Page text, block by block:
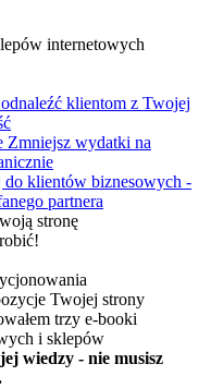
internetowych
klientom z Twojej
Zmniejsz wydatki na
do klientów biznesowych -
partnera
stronę
Twojej strony
trzy e-booki
i sklepów
wiedzy - nie musisz